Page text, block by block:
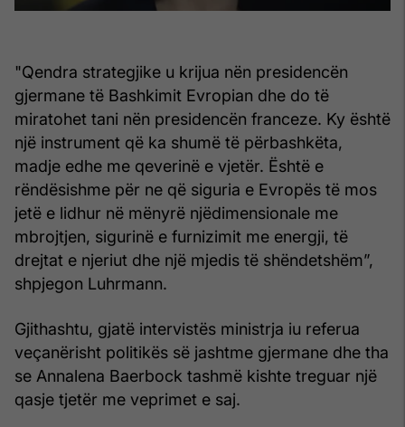
"Qendra strategjike u krijua nën presidencën
gjermane të Bashkimit Evropian dhe do të
miratohet tani nën presidencën franceze. Ky është
një instrument që ka shumë të përbashkëta,
madje edhe me qeverinë e vjetër. Është e
rëndësishme për ne që siguria e Evropës të mos
jetë e lidhur në mënyrë njëdimensionale me
mbrojtjen, sigurinë e furnizimit me energji, të
drejtat e njeriut dhe një mjedis të shëndetshëm”,
shpjegon Luhrmann.
Gjithashtu, gjatë intervistës ministrja iu referua
veçanërisht politikës së jashtme gjermane dhe tha
se Annalena Baerbock tashmë kishte treguar një
qasje tjetër me veprimet e saj.